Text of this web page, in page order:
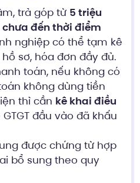
trả góp từ 5 triệu
chưa đến thời điểm
nghiệp có thể tạm kê
sơ, hóa đơn đầy đủ.
toán, nếu không có
không dùng tiền
thì cần kê khai điều
đầu vào đã khấu
được chứng từ hợp
bổ sung theo quy